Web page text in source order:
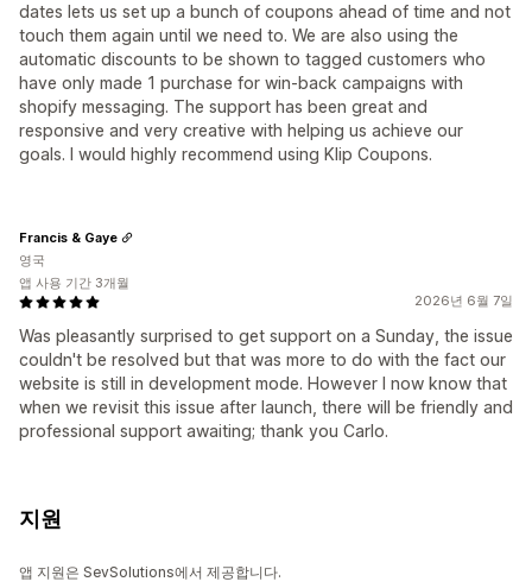
dates lets us set up a bunch of coupons ahead of time and not
touch them again until we need to. We are also using the
automatic discounts to be shown to tagged customers who
have only made 1 purchase for win-back campaigns with
shopify messaging. The support has been great and
responsive and very creative with helping us achieve our
goals. I would highly recommend using Klip Coupons.
2026년 6월 7일
Was pleasantly surprised to get support on a Sunday, the issue
couldn't be resolved but that was more to do with the fact our
website is still in development mode. However I now know that
when we revisit this issue after launch, there will be friendly and
professional support awaiting; thank you Carlo.
Francis & Gaye
영국
앱 사용 기간 3개월
지원
앱 지원은 SevSolutions에서 제공합니다.